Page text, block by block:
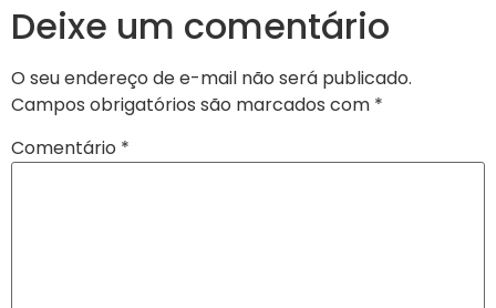
Deixe um comentário
O seu endereço de e-mail não será publicado.
Campos obrigatórios são marcados com *
Comentário *